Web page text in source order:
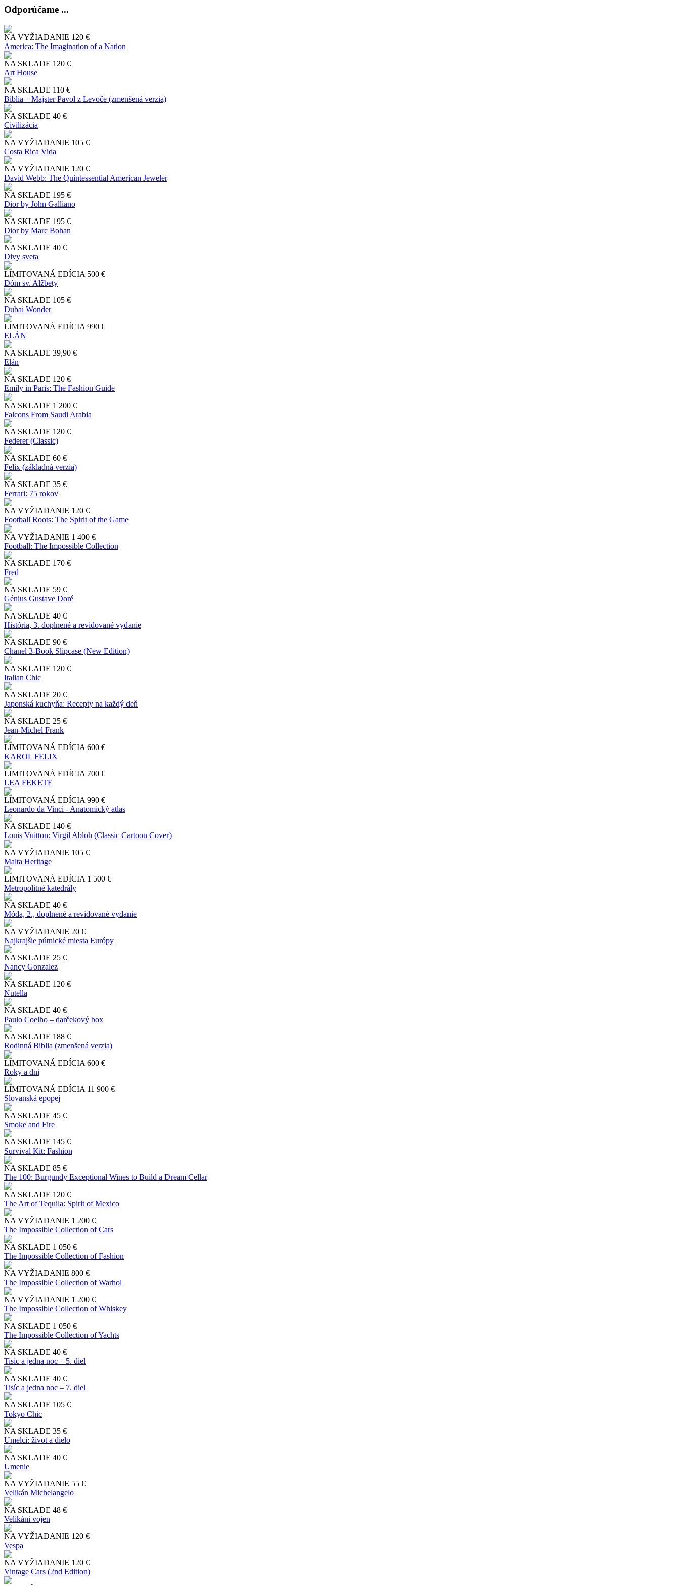
Odporúčame ...
NA VYŽIADANIE 120 €
America: The Imagination of a Nation
NA SKLADE 120 €
Art House
NA SKLADE 110 €
Biblia – Majster Pavol z Levoče (zmenšená verzia)
NA SKLADE 40 €
Civilizácia
NA VYŽIADANIE 105 €
Costa Rica Vida
NA VYŽIADANIE 120 €
David Webb: The Quintessential American Jeweler
NA SKLADE 195 €
Dior by John Galliano
NA SKLADE 195 €
Dior by Marc Bohan
NA SKLADE 40 €
Divy sveta
LIMITOVANÁ EDÍCIA 500 €
Dóm sv. Alžbety
NA SKLADE 105 €
Dubai Wonder
LIMITOVANÁ EDÍCIA 990 €
ELÁN
NA SKLADE 39,90 €
Elán
NA SKLADE 120 €
Emily in Paris: The Fashion Guide
NA SKLADE 1 200 €
Falcons From Saudi Arabia
NA SKLADE 120 €
Federer (Classic)
NA SKLADE 60 €
Felix (základná verzia)
NA SKLADE 35 €
Ferrari: 75 rokov
NA VYŽIADANIE 120 €
Football Roots: The Spirit of the Game
NA VYŽIADANIE 1 400 €
Football: The Impossible Collection
NA SKLADE 170 €
Fred
NA SKLADE 59 €
Génius Gustave Doré
NA SKLADE 40 €
História, 3. doplnené a revidované vydanie
NA SKLADE 90 €
Chanel 3-Book Slipcase (New Edition)
NA SKLADE 120 €
Italian Chic
NA SKLADE 20 €
Japonská kuchyňa: Recepty na každý deň
NA SKLADE 25 €
Jean-Michel Frank
LIMITOVANÁ EDÍCIA 600 €
KAROL FELIX
LIMITOVANÁ EDÍCIA 700 €
LEA FEKETE
LIMITOVANÁ EDÍCIA 990 €
Leonardo da Vinci - Anatomický atlas
NA SKLADE 140 €
Louis Vuitton: Virgil Abloh (Classic Cartoon Cover)
NA VYŽIADANIE 105 €
Malta Heritage
LIMITOVANÁ EDÍCIA 1 500 €
Metropolitné katedrály
NA SKLADE 40 €
Móda, 2., doplnené a revidované vydanie
NA VYŽIADANIE 20 €
Najkrajšie pútnické miesta Európy
NA SKLADE 25 €
Nancy Gonzalez
NA SKLADE 120 €
Nutella
NA SKLADE 40 €
Paulo Coelho – darčekový box
NA SKLADE 188 €
Rodinná Biblia (zmenšená verzia)
LIMITOVANÁ EDÍCIA 600 €
Roky a dni
LIMITOVANÁ EDÍCIA 11 900 €
Slo​vanská epopej
NA SKLADE 45 €
Smoke and Fire
NA SKLADE 145 €
Survival Kit: Fashion
NA SKLADE 85 €
The 100: Burgundy Exceptional Wines to Build a Dream Cellar
NA SKLADE 120 €
The Art of Tequila: Spirit of Mexico
NA VYŽIADANIE 1 200 €
The Impossible Collection of Cars
NA SKLADE 1 050 €
The Impossible Collection of Fashion
NA VYŽIADANIE 800 €
The Impossible Collection of Warhol
NA VYŽIADANIE 1 200 €
The Impossible Collection of Whiskey
NA SKLADE 1 050 €
The Impossible Collection of Yachts
NA SKLADE 40 €
Tisíc a jedna noc – 5. diel
NA SKLADE 40 €
Tisíc a jedna noc – 7. diel
NA SKLADE 105 €
Tokyo Chic
NA SKLADE 35 €
Umelci: život a dielo
NA SKLADE 40 €
Umenie
NA VYŽIADANIE 55 €
Velikán Michelangelo
NA SKLADE 48 €
Velikáni vojen
NA VYŽIADANIE 120 €
Vespa
NA VYŽIADANIE 120 €
Vintage Cars (2nd Edition)